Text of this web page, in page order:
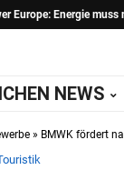
Europe: Energie
NEWS
» BMWK fördert